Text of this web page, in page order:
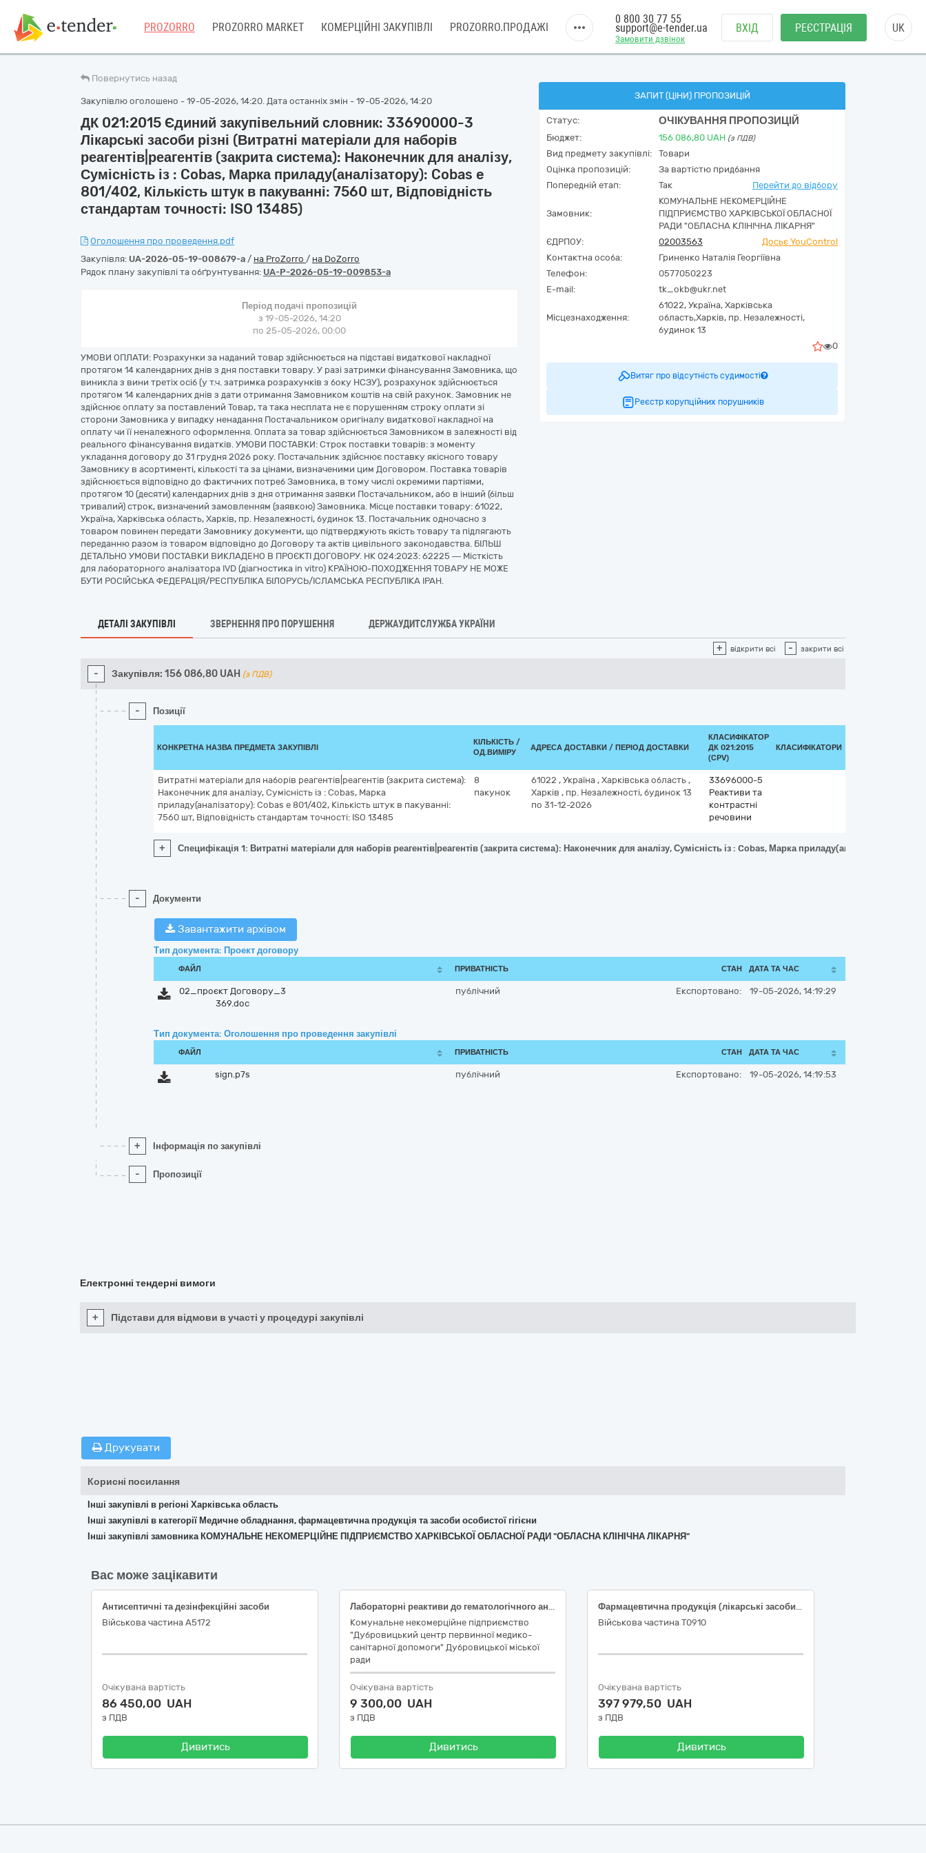
PROZORRO PROZORRO MARKET КОМЕРЦІЙНІ ЗАКУПІВЛІ PROZORRO.ПРОДАЖІ
Замовити дзвінок
0 800 30 77 55
support@e-tender.ua ВХІД РЕЄСТРАЦІЯ UK
Повернутись назад
Закупівлю оголошено - 19-05-2026, 14:20. Дата останніх змін - 19-05-2026, 14:20
ДК 021:2015 Єдиний закупівельний словник: 33690000-3
Лікарські засоби різні (Витратні матеріали для наборів
реагентів|реагентів (закрита система): Наконечник для аналізу,
Сумісність із : Cobas, Марка приладу(аналізатору): Cobas e
801/402, Кількість штук в пакуванні: 7560 шт, Відповідність
стандартам точності: ISO 13485)
Оголошення про проведення.pdf
Закупівля: UA-2026-05-19-008679-a / на ProZorro / на DoZorro
Рядок плану закупівлі та обґрунтування: UA-P-2026-05-19-009853-a
Період подачі пропозицій
з 19-05-2026, 14:20
по 25-05-2026, 00:00
УМОВИ ОПЛАТИ: Розрахунки за наданий товар здійснюється на підставі видаткової накладної
протягом 14 календарних днів з дня поставки товару. У разі затримки фінансування Замовника, що
виникла з вини третіх осіб (у т.ч. затримка розрахунків з боку НСЗУ), розрахунок здійснюється
протягом 14 календарних днів з дати отримання Замовником коштів на свій рахунок. Замовник не
здійснює оплату за поставлений Товар, та така несплата не є порушенням строку оплати зі
сторони Замовника у випадку ненадання Постачальником оригіналу видаткової накладної на
оплату чи її неналежного оформлення. Оплата за товар здійснюється Замовником в залежності від
реального фінансування видатків. УМОВИ ПОСТАВКИ: Строк поставки товарів: з моменту
укладання договору до 31 грудня 2026 року. Постачальник здійснює поставку якісного товару
Замовнику в асортименті, кількості та за цінами, визначеними цим Договором. Поставка товарів
здійснюється відповідно до фактичних потреб Замовника, в тому числі окремими партіями,
протягом 10 (десяти) календарних днів з дня отримання заявки Постачальником, або в інший (більш
тривалий) строк, визначений замовленням (заявкою) Замовника. Місце поставки товару: 61022,
Україна, Харківська область, Харків, пр. Незалежності, будинок 13. Постачальник одночасно з
товаром повинен передати Замовнику документи, що підтверджують якість товару та підлягають
переданню разом із товаром відповідно до Договору та актів цивільного законодавства. БІЛЬШ
ДЕТАЛЬНО УМОВИ ПОСТАВКИ ВИКЛАДЕНО В ПРОЄКТІ ДОГОВОРУ. НК 024:2023: 62225 — Місткість
для лабораторного аналізатора IVD (діагностика in vitro) КРАЇНОЮ-ПОХОДЖЕННЯ ТОВАРУ НЕ МОЖЕ
БУТИ РОСІЙСЬКА ФЕДЕРАЦІЯ/РЕСПУБЛІКА БІЛОРУСЬ/ІСЛАМСЬКА РЕСПУБЛІКА ІРАН.
ЗАПИТ (ЦІНИ) ПРОПОЗИЦІЙ
Статус: ОЧІКУВАННЯ ПРОПОЗИЦІЙ
Бюджет: 156 086,80 UAH (з ПДВ)
Вид предмету закупівлі:
Товари
Оцінка пропозицій:
За вартістю придбання
Попередній етап:
Так Перейти до відбору
Замовник:
КОМУНАЛЬНЕ НЕКОМЕРЦІЙНЕ
ПІДПРИЄМСТВО ХАРКІВСЬКОЇ ОБЛАСНОЇ
РАДИ "ОБЛАСНА КЛІНІЧНА ЛІКАРНЯ"
ЄДРПОУ:
02003563
Досьє YouControl
Контактна особа:
Гриненко Наталія Георгіївна
Телефон:
0577050223
E-mail:
tk_okb@ukr.net
Місцезнаходження:
61022, Україна, Харківська
область,Харків, пр. Незалежності,
будинок 13
0
Витяг про відсутність судимості
Реєстр корупційних порушників
ДЕТАЛІ ЗАКУПІВЛІ ЗВЕРНЕННЯ ПРО ПОРУШЕННЯ ДЕРЖАУДИТСЛУЖБА УКРАЇНИ
+ відкрити всі - закрити всі
- Закупівля: 156 086,80 UAH (з ПДВ)
- Позиції
КОНКРЕТНА НАЗВА ПРЕДМЕТА ЗАКУПІВЛІ
КІЛЬКІСТЬ /
ОД.ВИМІРУ
АДРЕСА ДОСТАВКИ / ПЕРІОД ДОСТАВКИ
КЛАСИФІКАТОР
ДК 021:2015
(CPV)
КЛАСИФІКАТОРИ
Витратні матеріали для наборів реагентів|реагентів (закрита система):
Наконечник для аналізу, Сумісність із : Cobas, Марка
приладу(аналізатору): Cobas e 801/402, Кількість штук в пакуванні:
7560 шт, Відповідність стандартам точності: ISO 13485
8
пакунок
61022 , Україна , Харківська область ,
Харків , пр. Незалежності, будинок 13
по 31-12-2026
33696000-5
Реактиви та
контрастні
речовини
+ Специфікація 1: Витратні матеріали для наборів реагентів|реагентів (закрита система): Наконечник для аналізу, Сумісність із : Cobas, Марка приладу(аналізатору):
- Документи
Завантажити архівом
Тип документа: Проект договору
ФАЙЛ ПРИВАТНІСТЬ СТАН ДАТА ТА ЧАС
02_проєкт Договору_3
369.doc
публічний Експортовано: 19-05-2026, 14:19:29
Тип документа: Оголошення про проведення закупівлі
ФАЙЛ ПРИВАТНІСТЬ СТАН ДАТА ТА ЧАС
sign.p7s публічний Експортовано: 19-05-2026, 14:19:53
+ Інформація по закупівлі
- Пропозиції
Електронні тендерні вимоги
+ Підстави для відмови в участі у процедурі закупівлі
Друкувати
Корисні посилання
Інші закупівлі в регіоні Харківська область
Інші закупівлі в категорії Медичне обладнання, фармацевтична продукція та засоби особистої гігієни
Інші закупівлі замовника КОМУНАЛЬНЕ НЕКОМЕРЦІЙНЕ ПІДПРИЄМСТВО ХАРКІВСЬКОЇ ОБЛАСНОЇ РАДИ "ОБЛАСНА КЛІНІЧНА ЛІКАРНЯ"
Вас може зацікавити
Антисептичні та дезінфекційні засоби
Військова частина А5172
Очікувана вартість
86 450,00 UAH
з ПДВ
Дивитись
Лабораторні реактиви до гематологічного аналізатора Zybio Z3/Z3 CRP
Комунальне некомерційне підприємство
"Дубровицький центр первинної медико-
санітарної допомоги" Дубровицької міської
ради
Очікувана вартість
9 300,00 UAH
з ПДВ
Дивитись
Фармацевтична продукція (лікарські засоби різні)
Військова частина Т0910
Очікувана вартість
397 979,50 UAH
з ПДВ
Дивитись